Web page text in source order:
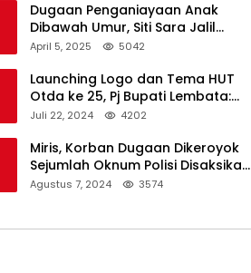
Dugaan Penganiayaan Anak
Dibawah Umur, Siti Sara Jalil
Seorang Warga Desa Normal 1
April 5, 2025 5042
Launching Logo dan Tema HUT
Otda ke 25, Pj Bupati Lembata:
Tema ini Bukan Sekedar Refleksi
Juli 22, 2024 4202
Miris, Korban Dugaan Dikeroyok
Sejumlah Oknum Polisi Disaksikan
Istri
Agustus 7, 2024 3574